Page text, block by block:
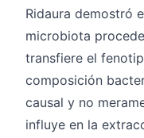
Ridaura demostró
microbiota
transfiere el
composición
causal y no
influye en la